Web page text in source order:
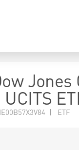
| ETF